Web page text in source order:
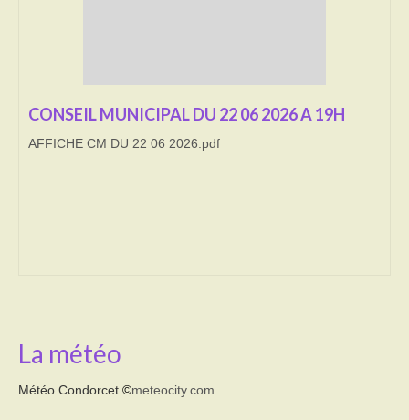
Cimetière
Culte
CONSEIL MUNICIPAL DU 22 06 2026 A 19H
AFFICHE CM DU 22 06 2026.pdf
La météo
Météo Condorcet ©meteocity.com